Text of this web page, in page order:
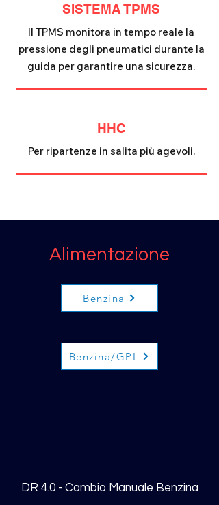
SISTEMA TPMS
Il TPMS monitora in tempo reale la
pressione degli pneumatici durante la
guida per garantire una sicurezza.
HHC
Per ripartenze in salita più agevoli.
Alimentazione
Benzina
Benzina/GPL
DR 4.0 - Cambio Manuale Benzina